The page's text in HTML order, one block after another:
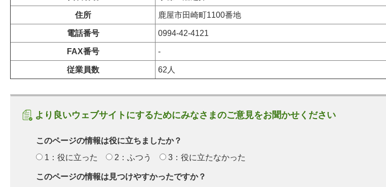
住所 鹿屋市田崎町1100番地
電話番号 0994-42-4121
FAX番号 -
従業員数 62人
より良いウェブサイトにするためにみなさまのご意見をお聞かせください
このページの情報は役に立ちましたか？
1：役に立った
2：ふつう 3：役に立たなかった
このページの情報は見つけやすかったですか？